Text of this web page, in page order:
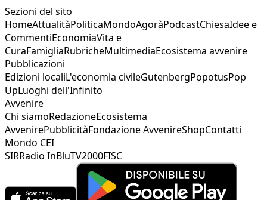
Sezioni del sito
HomeAttualitàPoliticaMondoAgoràPodcastChiesaIdee e
CommentiEconomiaVita e
CuraFamigliaRubricheMultimediaEcosistema avvenire
Pubblicazioni
Edizioni localiL'economia civileGutenbergPopotusPop
UpLuoghi dell'Infinito
Avvenire
Chi siamoRedazioneEcosistema
AvvenirePubblicitàFondazione AvvenireShopContatti
Mondo CEI
SIRRadio InBluTV2000FISC